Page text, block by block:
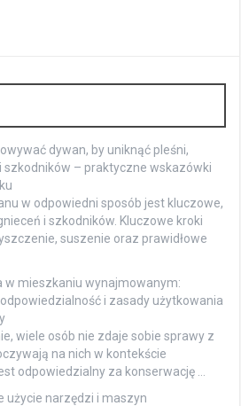
dywan, by uniknąć pleśni,
szkodników – praktyczne wskazówki
w odpowiedni sposób jest kluczowe,
i szkodników. Kluczowe kroki
suszenie oraz prawidłowe
w mieszkaniu wynajmowanym:
i zasady użytkowania
wiele osób nie zdaje sobie sprawy z
na nich w kontekście
odpowiedzialny za konserwację …
użycie narzędzi i maszyn